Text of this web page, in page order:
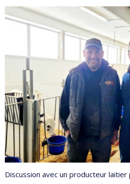
Discussion avec un producteur